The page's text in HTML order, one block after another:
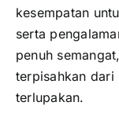
kesempatan
serta
penuh
terpisahkan dari
terlupakan.